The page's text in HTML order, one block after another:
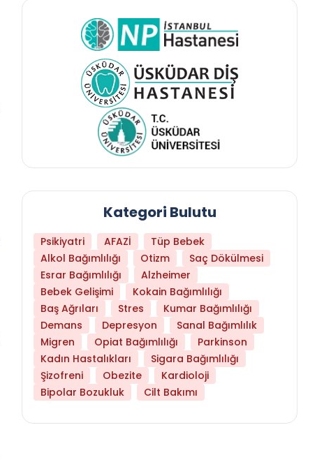
Kategori Bulutu
Psikiyatri AFAZİ
Tüp Bebek
Alkol Bağımlılığı
Otizm
Saç Dökülmesi
Esrar Bağımlılığı
Alzheimer
Bebek Gelişimi
Kokain Bağımlılığı
Baş Ağrıları
Stres
Kumar Bağımlılığı
Demans
Depresyon
Sanal Bağımlılık
Migren
Opiat Bağımlılığı
Parkinson
Kadın Hastalıkları
Sigara Bağımlılığı
Şizofreni
Obezite
Kardioloji
Bipolar Bozukluk
Cilt Bakımı